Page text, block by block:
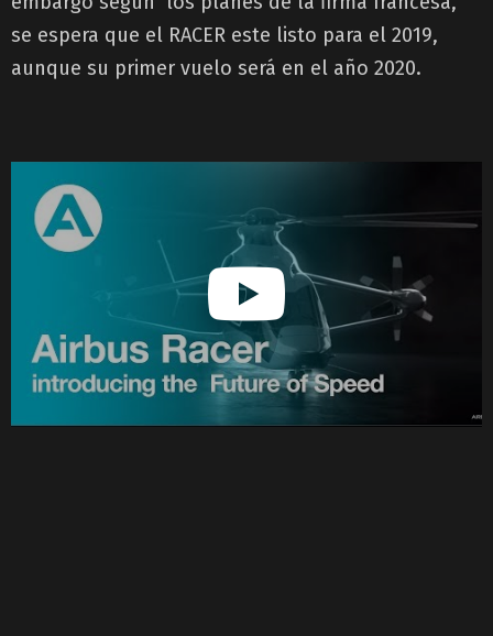
se espera que el RACER este listo para el 2019,
aunque su primer vuelo será en el año 2020.